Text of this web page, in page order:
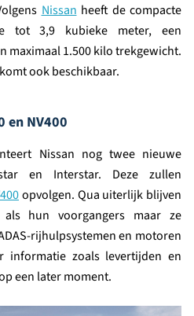
Nissan heeft de compacte
tot 3,9 kubieke meter, een
maximaal 1.500 kilo trekgewicht.
ook beschikbaar.
en NV400
Nissan nog twee nieuwe
en Interstar. Deze zullen
opvolgen. Qua uiterlijk blijven
hun voorgangers maar ze
rijhulpsystemen en motoren
informatie zoals levertijden en
een later moment.